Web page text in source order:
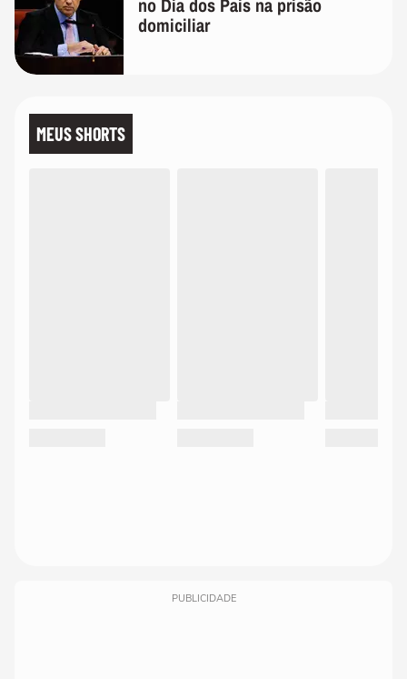
domiciliar
MEUS SHORTS
PUBLICIDADE